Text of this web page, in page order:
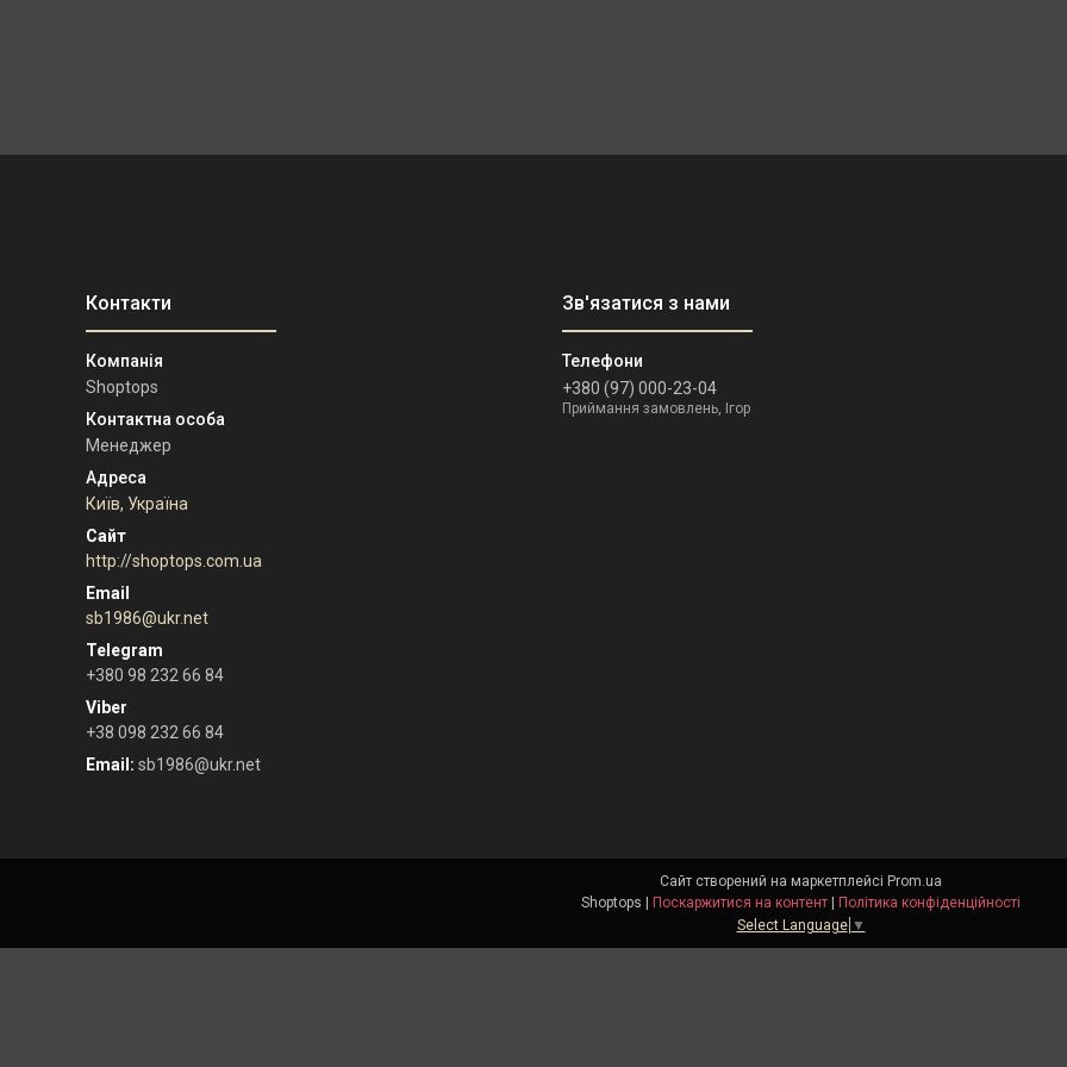
Shoptops
Менеджер
Київ, Україна
http://shoptops.com.ua
sb1986@ukr.net
+380 98 232 66 84
+38 098 232 66 84
Email
sb1986@ukr.net
+380 (97) 000-23-04
Приймання замовлень, Ігор
Сайт створений на маркетплейсі Prom.ua
Shoptops | Поскаржитися на контент | Політика конфіденційності
Select Language ▼